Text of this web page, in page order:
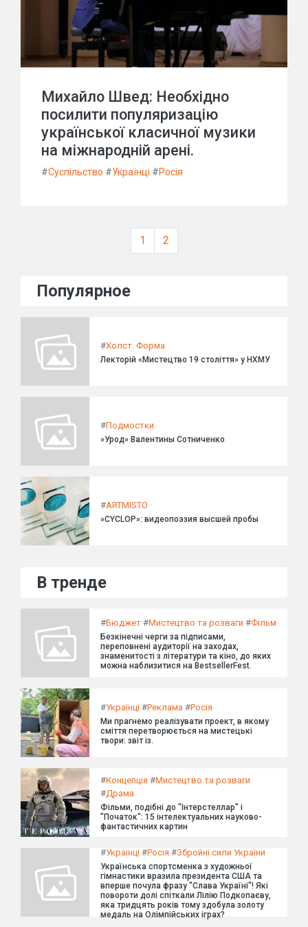
Михайло Швед: Необхідно
посилити популяризацію
української класичної музики
на міжнародній арені.
#Суспільство #Українці #Росія
1 2
Популярное
#Холст. Форма
Лекторій «Мистецтво 19 століття» у НХМУ
#Подмостки
»Урод» Валентины Сотниченко
#ARTMISTO
»CYCLOP»: видеопоэзия высшей пробы
В тренде
#Бюджет #Мистецтво та розваги #Фільм
Безкінечні черги за підписами,
переповнені аудиторії на заходах,
знаменитості з літератури та кіно, до яких
можна наблизитися на BestsellerFest.
#Українці #Реклама #Росія
Ми прагнемо реалізувати проект, в якому
сміття перетворюється на мистецькі
твори: звіт із.
#Концепція #Мистецтво та розваги
#Драма
Фільми, подібні до "Інтерстеллар" і
"Початок": 15 інтелектуальних науково-
фантастичних картин
#Українці #Росія #Збройні сили України
Українська спортсменка з художньої
гімнастики вразила президента США та
вперше почула фразу "Слава Україні"! Які
повороти долі спіткали Лілію Подкопаєву,
яка тридцять років тому здобула золоту
медаль на Олімпійських іграх?